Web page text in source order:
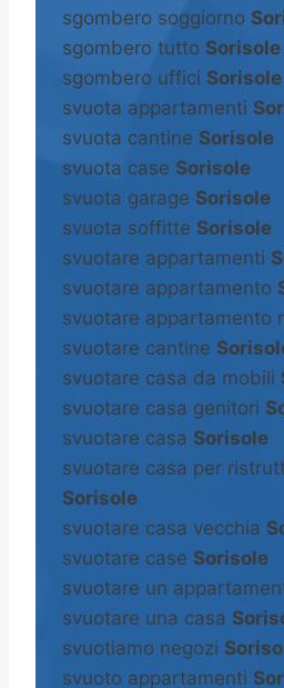
sgombero soggiorno
sgombero tutto Sorisole
sgombero uffici Sorisole
svuota appartamenti
svuota cantine Sorisole
svuota case Sorisole
svuota garage Sorisole
svuota soffitte Sorisole
svuotare appartamenti
svuotare appartamento
svuotare appartamento
svuotare cantine
svuotare casa da mobili
svuotare casa genitori
svuotare casa Sorisole
svuotare casa per
Sorisole
svuotare casa vecchia
svuotare case Sorisole
svuotare un
svuotare una casa
svuotiamo negozi
svuoto appartamenti